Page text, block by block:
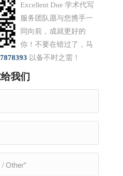
Excellent Due 学术代写
服务团队愿与您携手一
同向前，成就更好的
你！不要在错过了，马
以备不时之需！
我们